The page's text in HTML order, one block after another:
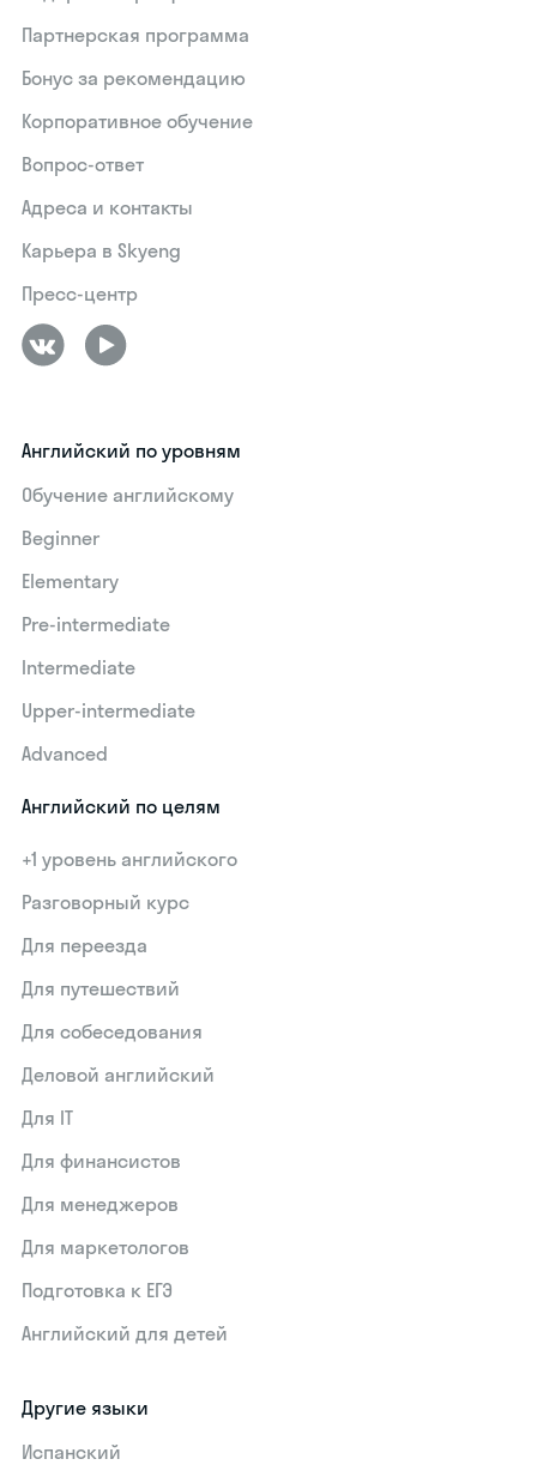
Партнерская программа
Бонус за рекомендацию
Корпоративное обучение
Вопрос-ответ
Адреса и контакты
Карьера в Skyeng
Пресс-центр
Английский по уровням
Обучение английскому
Beginner
Elementary
Pre-intermediate
Intermediate
Upper-intermediate
Advanced
Английский по целям
+1 уровень английского
Разговорный курс
Для переезда
Для путешествий
Для собеседования
Деловой английский
Для IT
Для финансистов
Для менеджеров
Для маркетологов
Подготовка к ЕГЭ
Английский для детей
Другие языки
Испанский